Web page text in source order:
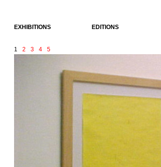
EXHIBITIONS EDITIONS
1 2 3 4 5